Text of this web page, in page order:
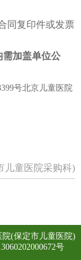
同复印件或发票
需加盖单位公
号北京儿童医院
儿童医院采购科)
(保定市儿童医院)
号